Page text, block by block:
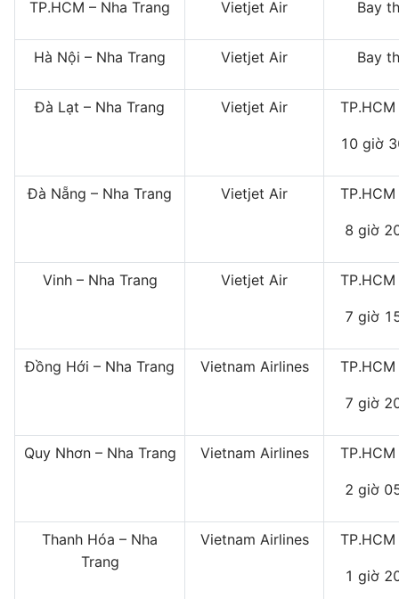
TP.HCM – Nha Trang Vietjet Air Bay
Hà Nội – Nha Trang Vietjet Air Bay
Đà Lạt – Nha Trang Vietjet Air
10 giờ
Đà Nẵng – Nha Trang Vietjet Air
8 giờ
Vinh – Nha Trang Vietjet Air
7 giờ
Đồng Hới – Nha Trang Vietnam Airlines
7 giờ
Quy Nhơn – Nha Trang Vietnam Airlines
2 giờ
Thanh Hóa – Nha
Trang
Vietnam Airlines
1 giờ